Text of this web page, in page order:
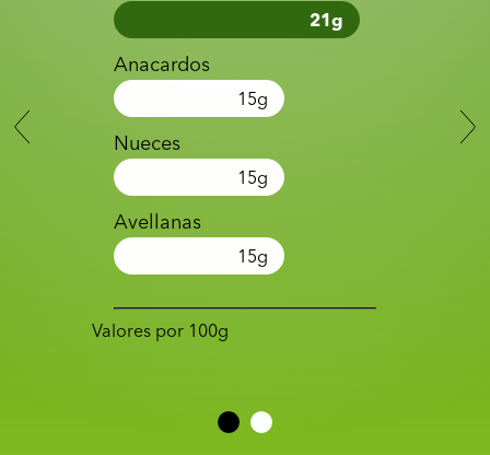
21g
Anacardos
15g
Nueces
15g
Avellanas
15g
Valores por 100g